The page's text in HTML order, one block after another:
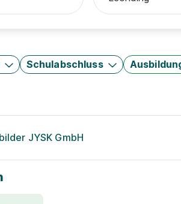
Schulabschluss
JYSK GmbH